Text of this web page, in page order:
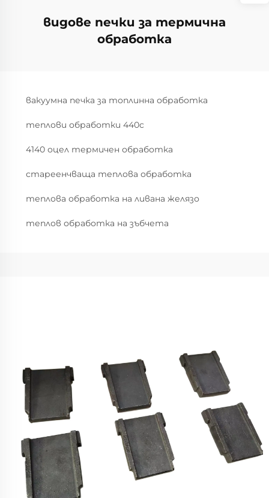
видове печки за термична
обработка
вакуумна печка за топлинна обработка
теплови обработки 440c
4140 оцел термичен обработка
стареенчваща теплова обработка
теплова обработка на ливана желязо
теплов обработка на зъбчета